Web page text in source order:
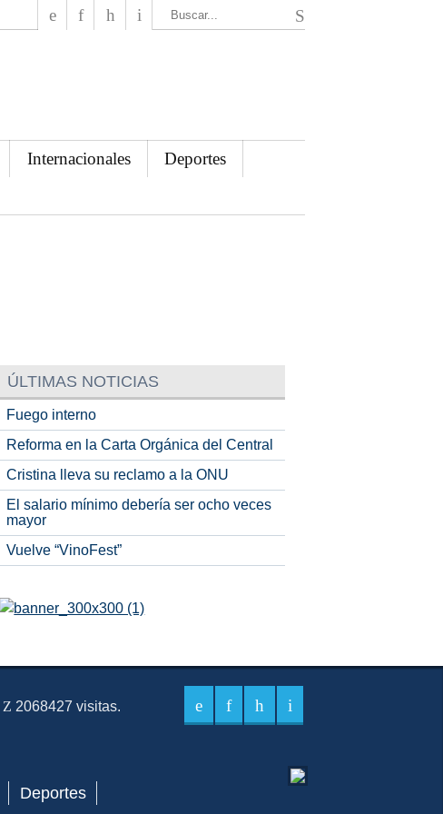
Internacionales
Deportes
ÚLTIMAS NOTICIAS
Fuego interno
Reforma en la Carta Orgánica del Central
Cristina lleva su reclamo a la ONU
El salario mínimo debería ser ocho veces
mayor
Vuelve “VinoFest”
2068427 visitas.
Deportes